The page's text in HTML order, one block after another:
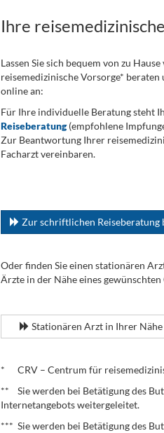
Ihre
Lassen Sie sich bequem von zu
reisemedizinische Vorsorge*
online an:
Für Ihre individuelle Beratung steht
Reiseberatung(empfohlene
Zur Beantwortung Ihrer
Facharzt vereinbaren.
Zur schriftlichen Reiseberatung
Oder finden Sie einen stationären
Ärzte in der Nähe eines
Stationären Arzt in Ihrer
* CRV – Centrum für
** Sie werden bei Betätigung des
Internetangebots weitergeleitet.
*** Sie werden bei Betätigung des